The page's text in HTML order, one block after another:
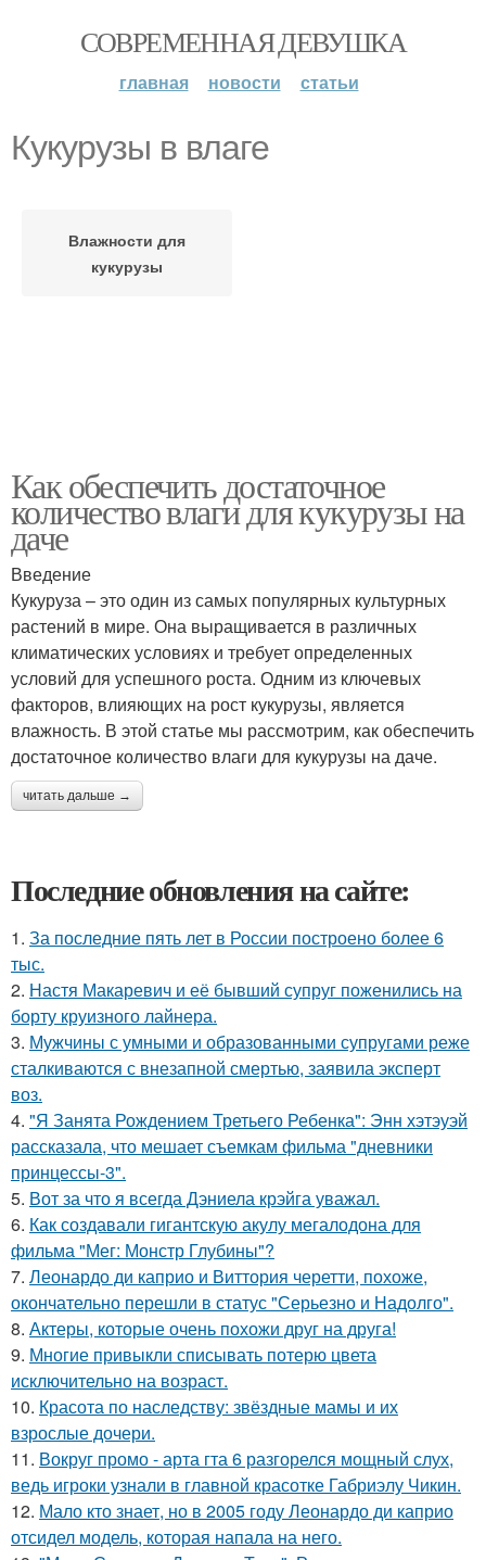
СОВРЕМЕННАЯ ДЕВУШКА
главная новости статьи
Кукурузы в влаге
Влажности для
кукурузы
Как обеспечить достаточное
количество влаги для кукурузы на
даче
Введение
Кукуруза – это один из самых популярных культурных
растений в мире. Она выращивается в различных
климатических условиях и требует определенных
условий для успешного роста. Одним из ключевых
факторов, влияющих на рост кукурузы, является
влажность. В этой статье мы рассмотрим, как обеспечить
достаточное количество влаги для кукурузы на даче.
читать дальше →
Последние обновления на сайте:
1. За последние пять лет в России построено более 6
тыс.
2. Настя Макаревич и её бывший супруг поженились на
борту круизного лайнера.
3. Мужчины с умными и образованными супругами реже
сталкиваются с внезапной смертью, заявила эксперт
воз.
4. "Я Занята Рождением Третьего Ребенка": Энн хэтэуэй
рассказала, что мешает съемкам фильма "дневники
принцессы-3".
5. Вот за что я всегда Дэниела крэйга уважал.
6. Как создавали гигантскую акулу мегалодона для
фильма "Мег: Монстр Глубины"?
7. Леонардо ди каприо и Виттория черетти, похоже,
окончательно перешли в статус "Серьезно и Надолго".
8. Актеры, которые очень похожи друг на друга!
9. Многие привыкли списывать потерю цвета
исключительно на возраст.
10. Красота по наследству: звёздные мамы и их
взрослые дочери.
11. Вокруг промо - арта гта 6 разгорелся мощный слух,
ведь игроки узнали в главной красотке Габриэлу Чикин.
12. Мало кто знает, но в 2005 году Леонардо ди каприо
отсидел модель, которая напала на него.